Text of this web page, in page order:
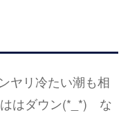
ヤリ冷たい潮も相
はダウン(*_*) な